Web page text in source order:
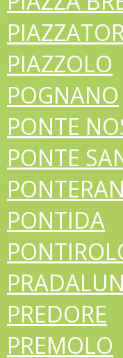
PIAZZOLO
POGNANO
PONTE
PONTE
PONTIDA
PREDORE
PREMOLO